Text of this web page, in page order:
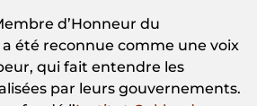
d’Honneur du
a été reconnue comme une voix
qui fait entendre les
par leurs gouvernements.